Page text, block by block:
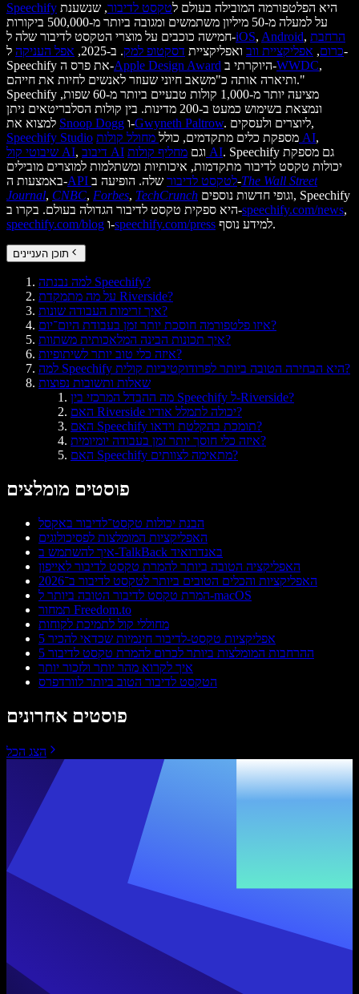
Speechify
היא הפלטפורמה המובילה בעולם לטקסט לדיבור, שנשענת
על למעלה מ-50 מיליון משתמשים ומגובה ביותר מ-500,000 ביקורות
חמישה כוכבים על מוצרי הטקסט לדיבור שלה ל-iOS, Android, הרחבת
כרום, אפליקציית ווב ואפליקציית דסקטופ למק. ב-2025, אפל העניקה ל-
Speechify את פרס ה-Apple Design Award היוקרתי ב-WWDC,
ותיארה אותה כ"משאב חיוני שעוזר לאנשים לחיות את חייהם."
Speechify מציעה יותר מ-1,000 קולות טבעיים ביותר מ-60 שפות,
ונמצאת בשימוש כמעט ב-200 מדינות. בין קולות הסלבריטאים ניתן
Snoop Dogg ו-Gwyneth Paltrow
. ליוצרים ולעסקים,
Speechify Studio
מספקת כלים מתקדמים, כולל מחולל קולות AI,
שיבוטי קול AI, דיבוב AI וגם מחליף קולות AI. Speechify גם מספקת
יכולות טקסט לדיבור מתקדמות, איכותיות ומשתלמות למוצרים מובילים
באמצעות ה-
API לטקסט לדיבורשלה. הופיעה ב-The Wall Street
Journal, CNBC, Forbes, TechCrunch
היא ספקית טקסט לדיבור הגדולה בעולם. בקרו ב-speechify.com/news,
speechify.com/blog ו-speechify.com/press למידע נוסף.
תוכן העניינים
למה נבנתה Speechify?
על מה מתמקדת Riverside?
איך זרימות העבודה שונות?
איזו פלטפורמה חוסכת יותר זמן בעבודת היום־יום?
איך תכונות הבינה המלאכותית משתוות?
איזה כלי טוב יותר לשיתופיות?
למה Speechify היא הבחירה הטובה ביותר לפרודוקטיביות קולית?
שאלות ותשובות נפוצות
מה ההבדל המרכזי בין Speechify ל-Riverside?
האם Riverside יכולה לתמלל אודיו?
האם Speechify תומכת בהקלטת וידאו?
איזה כלי חוסך יותר זמן בעבודה יומיומית?
האם Speechify מתאימה לצוותים?
פוסטים מומלצים
הבנת יכולות טקסט־לדיבור באקסל
האפליקציות המומלצות לפסיכולוגים
איך להשתמש ב-TalkBack באנדרואיד
האפליקציה הטובה ביותר להמרת טקסט לדיבור לאייפון
האפליקציות והכלים הטובים ביותר לטקסט לדיבור ב־2026
המרת טקסט לדיבור הטובה ביותר ל-macOS
תמחור Freedom.to
מחוללי קול לתמיכת לקוחות
5 אפליקציות טקסט‑לדיבור חינמיות שכדאי להכיר
5 ההרחבות המומלצות ביותר לכרום להמרת טקסט לדיבור
איך לקרוא מהר יותר ולזכור יותר
הטקסט לדיבור הטוב ביותר לוורדפרס
פוסטים אחרונים
הצג הכל